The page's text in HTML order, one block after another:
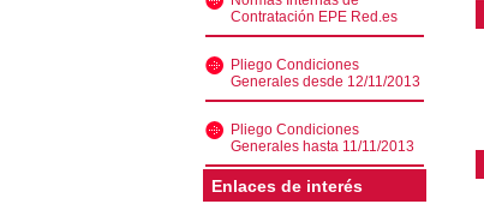
Contratación EPE Red.es
Pliego Condiciones
Generales desde 12/11/2013
Pliego Condiciones
Generales hasta 11/11/2013
Enlaces de interés